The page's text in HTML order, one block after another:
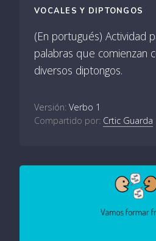
VOCALES Y DIPTONGOS
(En portugués) Actividad
palabras que comienzan
diversos diptongos.
Versión: Verbo 1
Compartido por: Crtic Guarda